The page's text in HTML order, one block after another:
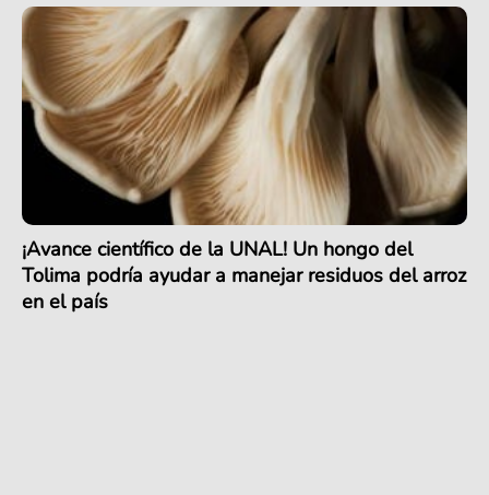
¡Avance científico de la UNAL! Un hongo del
Tolima podría ayudar a manejar residuos del arroz
en el país